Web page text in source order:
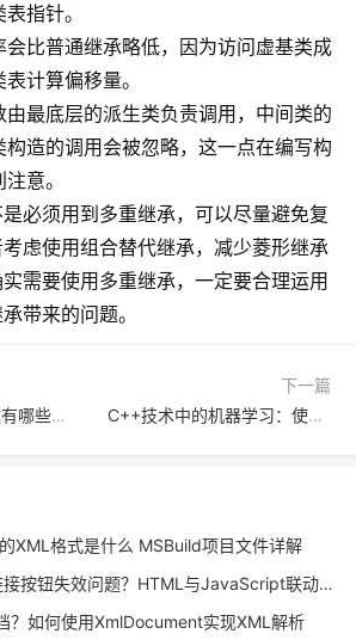
指针。
会比普通继承略低，因为访问虚基类成
计算偏移量。
由最底层的派生类负责调用，中间类的
造的调用会被忽略，这一点在编写构
意。
必须用到多重继承，可以尽量避免复
虑使用组合替代继承，减少菱形继承
需要使用多重继承，一定要合理运用
带来的问题。
C++ vector构造函数有哪些？向量初始化的五种方式详解
下一篇
C++技术中的机器学习：使用C++实现机器学习算法的调试技巧有哪些
XML格式是什么 MSBuild项目文件详解
按钮失效问题？HTML与JavaScript联动教程
？如何使用XmlDocument实现XML解析